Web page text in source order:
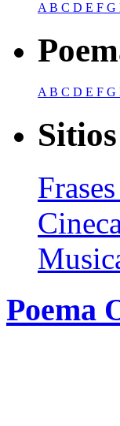
AB C D E F G
A B C D E F G
Poema